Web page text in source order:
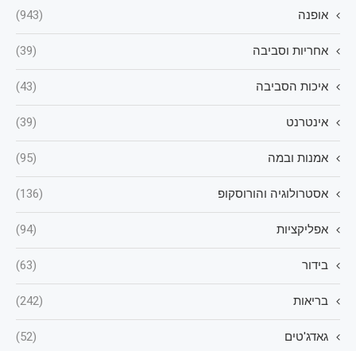
אופנה (943)
אחריות וסביבה (39)
איכות הסביבה (43)
אינטרנט (39)
אמנות ובמה (95)
אסטרולוגיה והורוסקופ (136)
אפליקציות (94)
בידור (63)
בריאות (242)
גאדג'טים (52)